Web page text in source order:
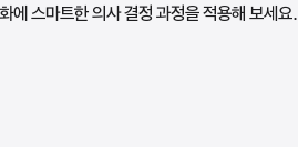
에 스마트한 의사 결정 과정을 적용해 보세요.